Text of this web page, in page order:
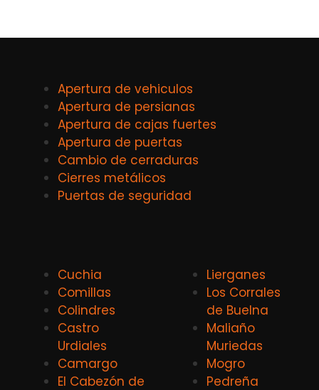
Apertura de vehiculos
Apertura de persianas
Apertura de cajas fuertes
Apertura de puertas
Cambio de cerraduras
Cierres metálicos
Puertas de seguridad
Cuchia
Comillas
Colindres
Castro
Urdiales
Camargo
El Cabezón de
Lierganes
Los Corrales
de Buelna
Maliaño
Muriedas
Mogro
Pedreña